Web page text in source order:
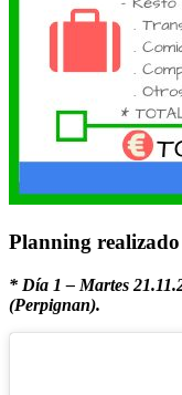
Planning
* Día 1 – Martes
(Perpignan).